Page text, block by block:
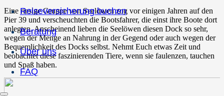
Reiseversicherung buchen
Beratung
Über uns
FAQ
Eine riesige Gruppe von Seelöwen zog vor einigen Jahren auf den
Pier 39 und verscheuchten die Bootsfahrer, die einst ihre Boote dort
anlegten. Anscheinend lieben die Seelöwen diesen Dock so sehr,
wegen der Menge an Nahrung in der Gegend oder auch wegen der
Bequemlichkeit des Docks selbst. Nehmt Euch etwas Zeit und
beobachtet diese faszinierenden Tiere, wenn sie faulenzen, tauchen
und Spaß haben.